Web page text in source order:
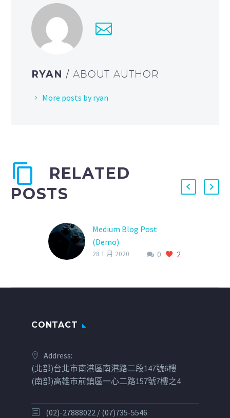
RYAN / ABOUT AUTHOR
More posts by ryan
RELATED
POSTS
Medium Blog Post
(Demo)
0
2
28 1 月 2020
CONTACT
Address:
(北部)台北市南港區南港路二段147號6樓
(南部)高雄市前鎮區一心二路157號7樓之4
(02)-27888022 / (07)735-5546